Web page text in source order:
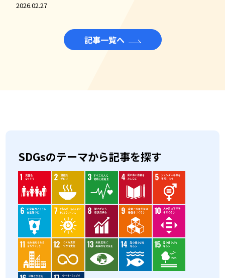
2026.02.27
記事一覧へ
SDGsのテーマから記事を探す